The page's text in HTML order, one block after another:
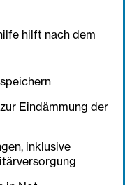
hilft nach dem
Eindämmung der
inklusive